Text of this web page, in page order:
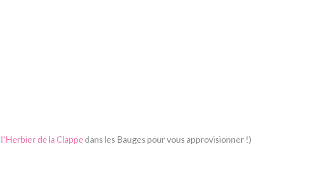
l’Herbier de la Clappe dans les Bauges pour vous approvisionner !)